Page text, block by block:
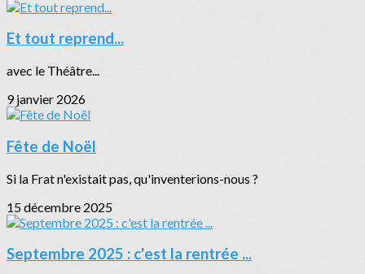
Et tout reprend...
avec le Théâtre...
9 janvier 2026
Fête de Noël
Si la Frat n'existait pas, qu'inventerions-nous ?
15 décembre 2025
Septembre 2025 : c'est la rentrée ...